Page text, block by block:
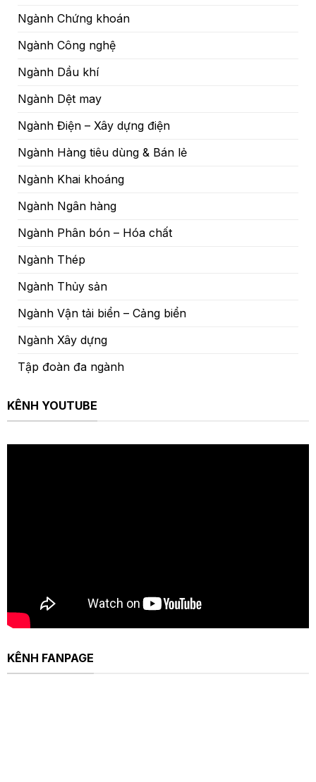
Ngành Chứng khoán
Ngành Công nghệ
Ngành Dầu khí
Ngành Dệt may
Ngành Điện – Xây dựng điện
Ngành Hàng tiêu dùng & Bán lẻ
Ngành Khai khoáng
Ngành Ngân hàng
Ngành Phân bón – Hóa chất
Ngành Thép
Ngành Thủy sản
Ngành Vận tải biển – Cảng biển
Ngành Xây dựng
Tập đoàn đa ngành
KÊNH YOUTUBE
KÊNH FANPAGE